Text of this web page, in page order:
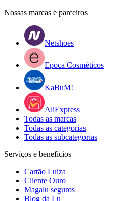
Nossas marcas e parceiros
Netshoes
Epoca Cosméticos
KaBuM!
AliExpress
Todas as marcas
Todas as categorias
Todas as subcategorias
Serviços e benefícios
Cartão Luiza
Cliente Ouro
Magalu seguros
Blog da Lu